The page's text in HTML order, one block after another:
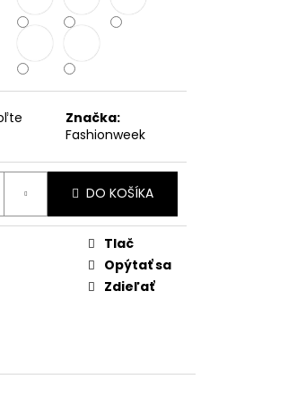
Značka:
Fashionweek
DO KOŠÍKA
Tlač
Opýtať sa
Zdieľať